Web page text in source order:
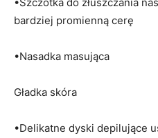
bardziej promienną cerę
•Nasadka masująca
Gładka skóra
•Delikatne dyski depilujące